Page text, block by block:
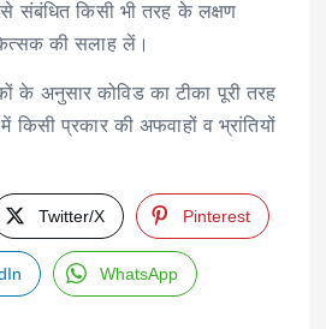
संबंधित किसी भी तरह के लक्षण
की सलाह लें।
के अनुसार कोविड का टीका पूरी तरह
प्रकार की अफवाहों व भ्रांतियों
Twitter/X Pinterest
WhatsApp